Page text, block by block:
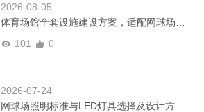
2026-08-05
体育场馆全套设施建设方案，适配网球场、
101 0
2026-07-24
网球场照明标准与LED灯具选择及设计方案